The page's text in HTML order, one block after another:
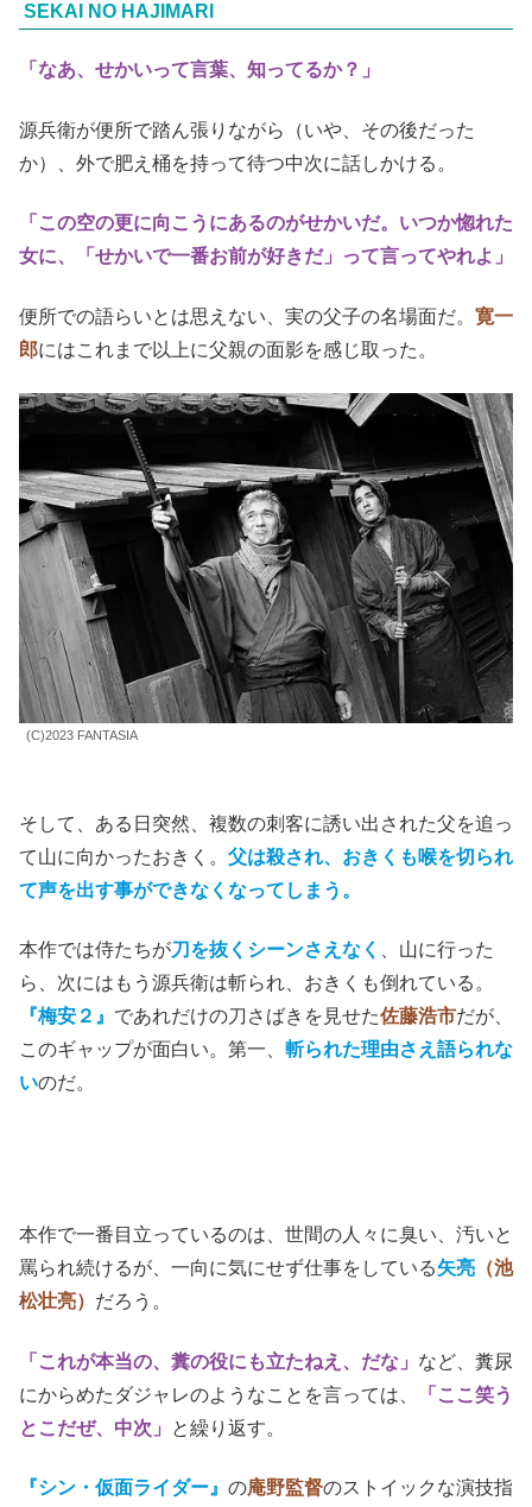
SEKAI NO HAJIMARI
「なあ、せかいって言葉、知ってるか？」
源兵衛が便所で踏ん張りながら（いや、その後だった
か）、外で肥え桶を持って待つ中次に話しかける。
「この空の更に向こうにあるのがせかいだ。いつか惚れた
女に、「せかいで一番お前が好きだ」って言ってやれよ」
便所での語らいとは思えない、実の父子の名場面だ。 寛一
郎にはこれまで以上に父親の面影を感じ取った。
(C)2023 FANTASIA
そして、ある日突然、複数の刺客に誘い出された父を追っ
て山に向かったおきく。 父は殺され、おきくも喉を切られ
て声を出す事ができなくなってしまう。
本作では侍たちが刀を抜くシーンさえなく
、山に行った
ら、次にはもう源兵衛は斬られ、おきくも倒れている。
『梅安２』 であれだけの刀さばきを見せた佐藤浩市だが、
このギャップが面白い。第一、 斬られた理由さえ語られな
いのだ。
本作で一番目立っているのは、世間の人々に臭い、汚いと
罵られ続けるが、一向に気にせず仕事をしている矢亮 （池
松壮亮） だろう。
「これが本当の、糞の役にも立たねえ、だな」 など、糞尿
にからめたダジャレのようなことを言っては、
「ここ笑う
とこだぜ、中次」
と繰り返す。
『シン・仮面ライダー』 の庵野監督のストイックな演技指